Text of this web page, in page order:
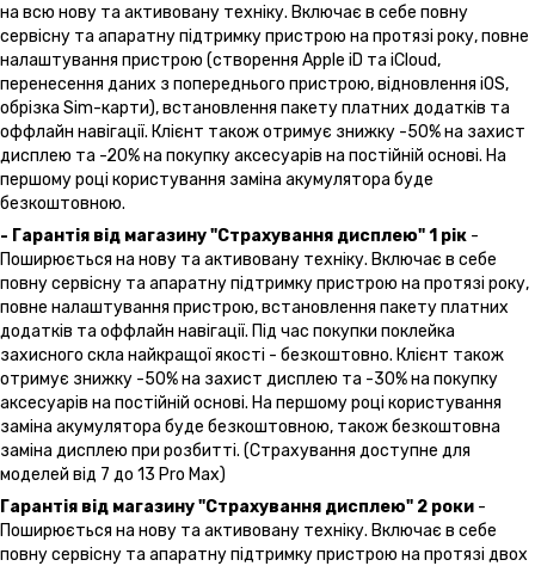
на всю нову та активовану техніку. Включає в себе повну
сервісну та апаратну підтримку пристрою на протязі року, повне
налаштування пристрою (створення Apple iD та iCloud,
перенесення даних з попереднього пристрою, відновлення іOS,
обрізка Sim-карти), встановлення пакету платних додатків та
оффлайн навігації. Клієнт також отримує знижку -50% на захист
дисплею та -20% на покупку аксесуарів на постійній основі. На
першому році користування заміна акумулятора буде
безкоштовною.
- Гарантія від магазину "Страхування дисплею" 1 рік -
Поширюється на нову та активовану техніку. Включає в себе
повну сервісну та апаратну підтримку пристрою на протязі року,
повне налаштування пристрою, встановлення пакету платних
додатків та оффлайн навігації. Під час покупки поклейка
захисного скла найкращої якості - безкоштовно. Клієнт також
отримує знижку -50% на захист дисплею та -30% на покупку
аксесуарів на постійній основі. На першому році користування
заміна акумулятора буде безкоштовною, також безкоштовна
заміна дисплею при розбитті. (Страхування доступне для
моделей від 7 до 13 Pro Max)
Гарантія від магазину "Страхування дисплею" 2 роки -
Поширюється на нову та активовану техніку. Включає в себе
повну сервісну та апаратну підтримку пристрою на протязі двох